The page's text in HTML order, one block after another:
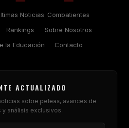
Noticias
Rankings
la Educación
Combatientes
Sobre Nosotros
Contacto
ACTUALIZADO
sobre peleas, avances de
y análisis exclusivos.